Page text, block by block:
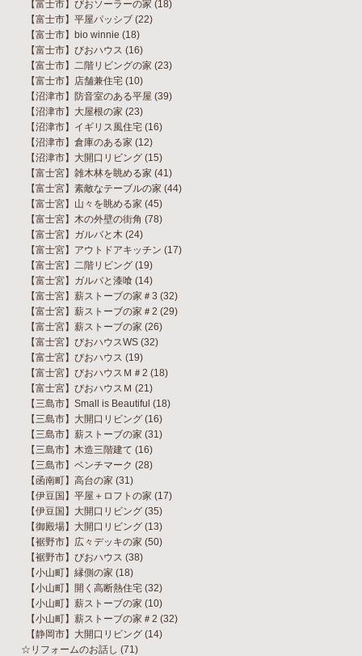
【富士市】びおソーラーの家 (18)
【富士市】平屋パッシブ (22)
【富士市】bio winnie (18)
【富士市】びおハウス (16)
【富士市】二階リビングの家 (23)
【富士市】店舗兼住宅 (10)
【沼津市】防音室のある平屋 (39)
【沼津市】大屋根の家 (23)
【沼津市】イギリス風住宅 (16)
【沼津市】倉庫のある家 (12)
【沼津市】大開口リビング (15)
【富士宮】雑木林を眺める家 (41)
【富士宮】素敵なテーブルの家 (44)
【富士宮】山々を眺める家 (45)
【富士宮】木の外壁の街角 (78)
【富士宮】ガルバと木 (24)
【富士宮】アウトドアキッチン (17)
【富士宮】二階リビング (19)
【富士宮】ガルバと漆喰 (14)
【富士宮】薪ストーブの家＃3 (32)
【富士宮】薪ストーブの家＃2 (29)
【富士宮】薪ストーブの家 (26)
【富士宮】びおハウスWS (32)
【富士宮】びおハウス (19)
【富士宮】びおハウスＭ＃2 (18)
【富士宮】びおハウスＭ (21)
【三島市】Small is Beautiful (18)
【三島市】大開口リビング (16)
【三島市】薪ストーブの家 (31)
【三島市】木造三階建て (16)
【三島市】ベンチマーク (28)
【函南町】高台の家 (31)
【伊豆国】平屋＋ロフトの家 (17)
【伊豆国】大開口リビング (35)
【御殿場】大開口リビング (13)
【裾野市】広々デッキの家 (50)
【裾野市】びおハウス (38)
【小山町】縁側の家 (18)
【小山町】開く高断熱住宅 (32)
【小山町】薪ストーブの家 (10)
【小山町】薪ストーブの家＃2 (32)
【静岡市】大開口リビング (14)
☆リフォームのお話し (71)